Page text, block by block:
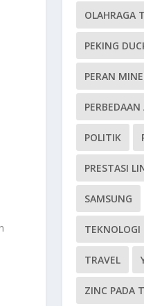
OLAHRAGA
PEKING
PERAN
POLITIK
PRESTASI
SAMSUNG
TEKNOLOGI
TRAVEL
ZINC PADA